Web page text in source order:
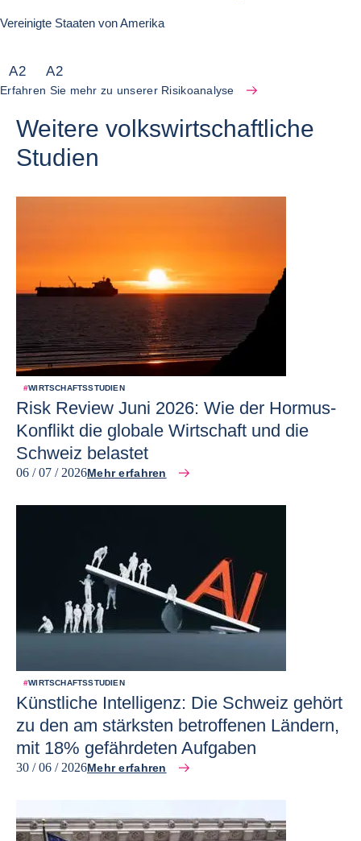
Vereinigte Staaten von Amerika
A2 A2
Erfahren Sie mehr zu unserer Risikoanalyse
Weitere volkswirtschaftliche
Studien
#WIRTSCHAFTSSTUDIEN
Risk Review Juni 2026: Wie der Hormus-
Konflikt die globale Wirtschaft und die
Schweiz belastet
06 / 07 / 2026Mehr erfahren
#WIRTSCHAFTSSTUDIEN
Künstliche Intelligenz: Die Schweiz gehört
zu den am stärksten betroffenen Ländern,
mit 18% gefährdeten Aufgaben
30 / 06 / 2026Mehr erfahren